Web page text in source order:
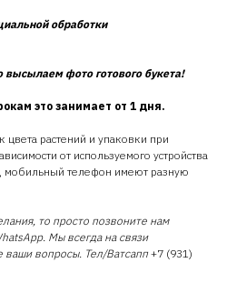
обработки
высылаем фото готового букета!
это занимает от 1 дня.
цвета растений и упаковки при
от используемого устройства
мобильный телефон имеют разную
то просто позвоните нам
Мы всегда на связи
ваши вопросы. Тел/Ватсапп+7 (931)